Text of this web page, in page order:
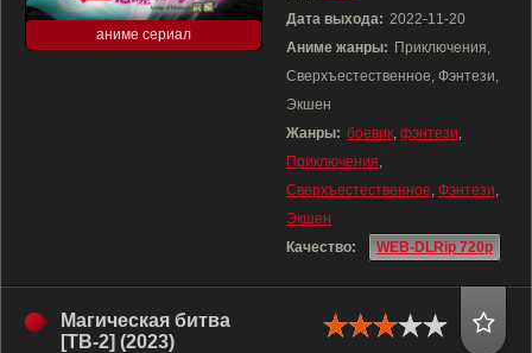
аниме сериал
Дата выхода: 2022-11-20
Аниме жанры: Приключения,
Сверхъестественное, Фэнтези,
Экшен
Жанры: боевик, фэнтези,
Приключения,
Сверхъестественное, Фэнтези,
Экшен
Качество:
WEB-DLRip 720p
Магическая битва
[ТВ-2] (2023)